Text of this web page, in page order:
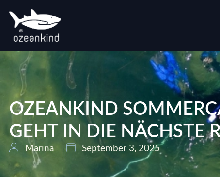
OZEANKIND
GEHT IN DIE NÄCHSTE
Marina September 3, 2025